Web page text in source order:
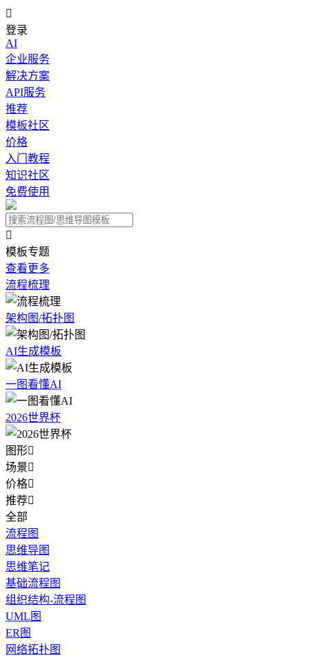

登录
AI
企业服务
解决方案
API服务
推荐
模板社区
价格
入门教程
知识社区
免费使用

模板专题
查看更多
流程梳理
架构图/拓扑图
AI生成模板
一图看懂AI
2026世界杯
图形
场景
价格
推荐
全部
流程图
思维导图
思维笔记
基础流程图
组织结构-流程图
UML图
ER图
网络拓扑图